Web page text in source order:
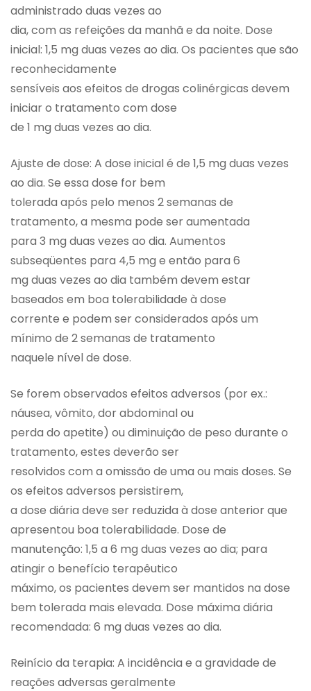
administrado duas vezes ao
dia, com as refeições da manhã e da noite. Dose
inicial: 1,5 mg duas vezes ao dia. Os pacientes que são
reconhecidamente
sensíveis aos efeitos de drogas colinérgicas devem
iniciar o tratamento com dose
de 1 mg duas vezes ao dia.
Ajuste de dose: A dose inicial é de 1,5 mg duas vezes
ao dia. Se essa dose for bem
tolerada após pelo menos 2 semanas de
tratamento, a mesma pode ser aumentada
para 3 mg duas vezes ao dia. Aumentos
subseqüentes para 4,5 mg e então para 6
mg duas vezes ao dia também devem estar
baseados em boa tolerabilidade à dose
corrente e podem ser considerados após um
mínimo de 2 semanas de tratamento
naquele nível de dose.
Se forem observados efeitos adversos (por ex.:
náusea, vômito, dor abdominal ou
perda do apetite) ou diminuição de peso durante o
tratamento, estes deverão ser
resolvidos com a omissão de uma ou mais doses. Se
os efeitos adversos persistirem,
a dose diária deve ser reduzida à dose anterior que
apresentou boa tolerabilidade. Dose de
manutenção: 1,5 a 6 mg duas vezes ao dia; para
atingir o benefício terapêutico
máximo, os pacientes devem ser mantidos na dose
bem tolerada mais elevada. Dose máxima diária
recomendada: 6 mg duas vezes ao dia.
Reinício da terapia: A incidência e a gravidade de
reações adversas geralmente